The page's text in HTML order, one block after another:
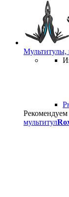
Рекомендуем
мультитул